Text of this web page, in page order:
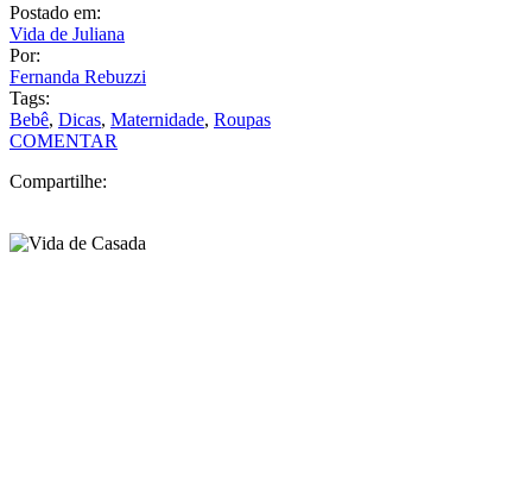
Postado em:
Vida de Juliana
Por:
Fernanda Rebuzzi
Tags:
Bebê, Dicas, Maternidade, Roupas
COMENTAR
Compartilhe: